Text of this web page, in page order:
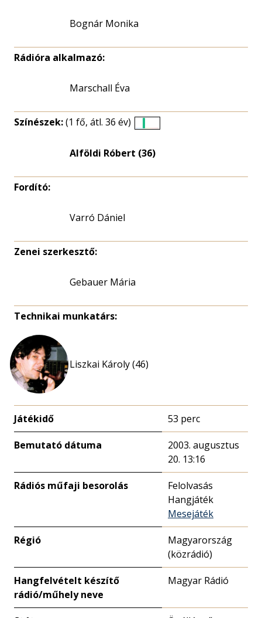
Bognár Monika
Rádióra alkalmazó:
Marschall Éva
Színészek:(1 fő, átl. 36 év)
eloszlás
Alföldi Róbert (36)
Fordító:
Varró Dániel
Zenei szerkesztő:
Gebauer Mária
Technikai munkatárs:
Liszkai Károly (46)
Játékidő 53 perc
Bemutató dátuma
2003. augusztus
20. 13:16
Rádiós műfaji besorolás
Felolvasás
Hangjáték
Mesejáték
Régió
Magyarország
(közrádió)
Hangfelvételt készítő
rádió/műhely neve
Magyar Rádió